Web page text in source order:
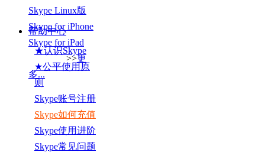
Skype Linux版
Skype for iPhone
Skype for iPad
>>更
多...
帮助中心
★认识Skype
★公平使用原
则
Skype账号注册
Skype如何充值
Skype使用进阶
Skype常见问题